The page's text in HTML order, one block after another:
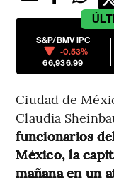
S&P/BMV IPC
-0.53%
66,936.99
Ciudad de
Claudia
funcionarios
México, la
mañana en un